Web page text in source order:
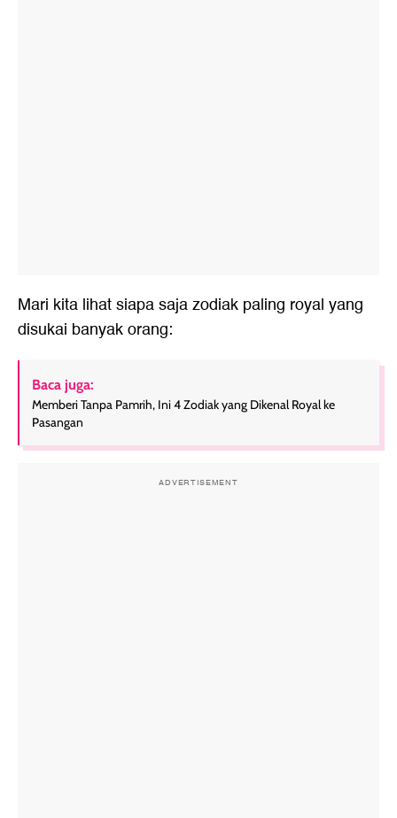
Mari kita lihat siapa saja zodiak paling royal yang
disukai banyak orang:
Baca juga:
Memberi Tanpa Pamrih, Ini 4 Zodiak yang Dikenal Royal ke
Pasangan
ADVERTISEMENT